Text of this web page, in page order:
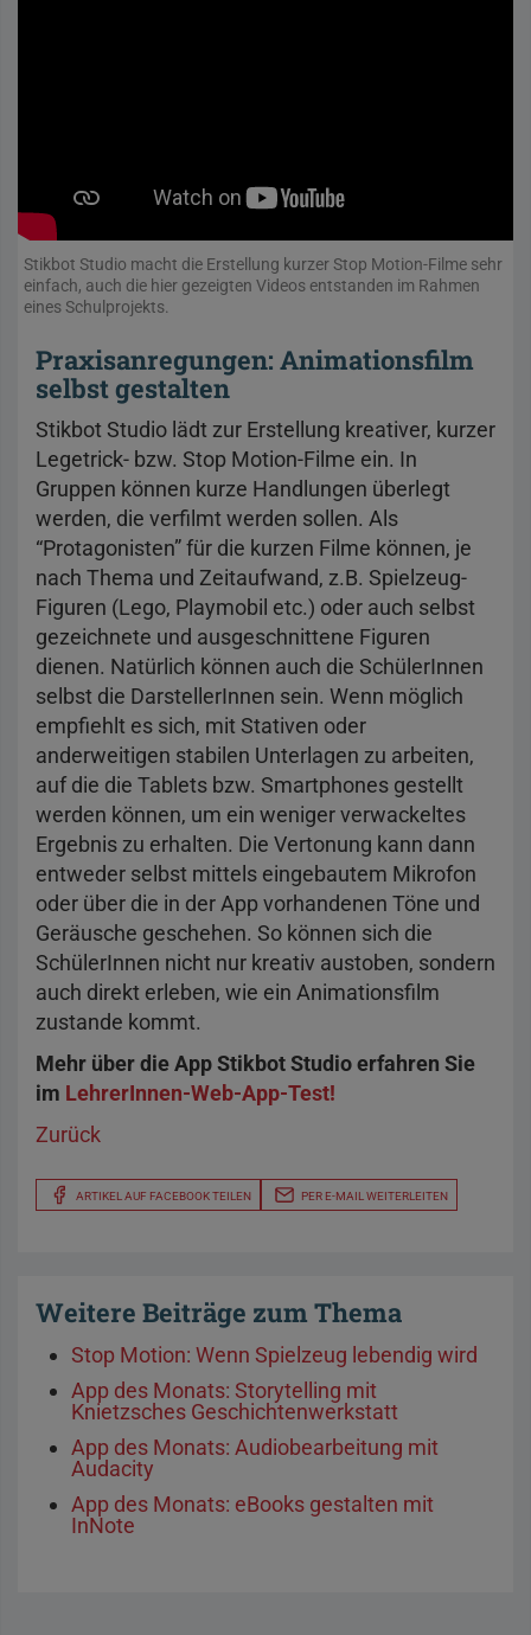
Stikbot Studio macht die Erstellung kurzer Stop Motion-Filme sehr
einfach, auch die hier gezeigten Videos entstanden im Rahmen
eines Schulprojekts.
Praxisanregungen: Animationsfilm
selbst gestalten
Stikbot Studio lädt zur Erstellung kreativer, kurzer
Legetrick- bzw. Stop Motion-Filme ein. In
Gruppen können kurze Handlungen überlegt
werden, die verfilmt werden sollen. Als
“Protagonisten” für die kurzen Filme können, je
nach Thema und Zeitaufwand, z.B. Spielzeug-
Figuren (Lego, Playmobil etc.) oder auch selbst
gezeichnete und ausgeschnittene Figuren
dienen. Natürlich können auch die SchülerInnen
selbst die DarstellerInnen sein. Wenn möglich
empfiehlt es sich, mit Stativen oder
anderweitigen stabilen Unterlagen zu arbeiten,
auf die die Tablets bzw. Smartphones gestellt
werden können, um ein weniger verwackeltes
Ergebnis zu erhalten. Die Vertonung kann dann
entweder selbst mittels eingebautem Mikrofon
oder über die in der App vorhandenen Töne und
Geräusche geschehen. So können sich die
SchülerInnen nicht nur kreativ austoben, sondern
auch direkt erleben, wie ein Animationsfilm
zustande kommt.
Mehr über die App Stikbot Studio erfahren Sie
im LehrerInnen-Web-App-Test!
Zurück
ARTIKEL AUF FACEBOOK TEILEN PER E-MAIL WEITERLEITEN
Weitere Beiträge zum Thema
Stop Motion: Wenn Spielzeug lebendig wird
App des Monats: Storytelling mit
Knietzsches Geschichtenwerkstatt
App des Monats: Audiobearbeitung mit
Audacity
App des Monats: eBooks gestalten mit
InNote